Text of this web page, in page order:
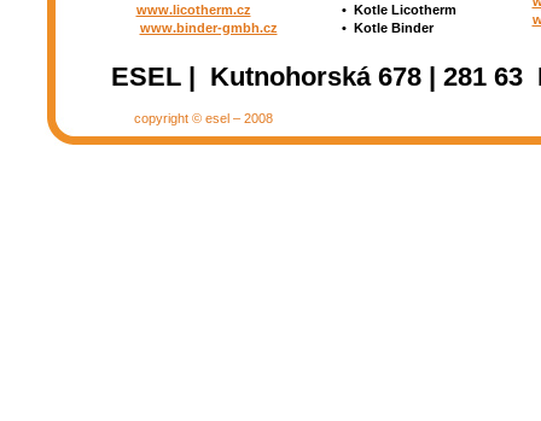
www.licotherm.cz
www.binder-gmbh.cz
• Kotle Licotherm
• Kotle Binder
ESEL | Kutnohorská 678 | 281
copyright © esel – 2008